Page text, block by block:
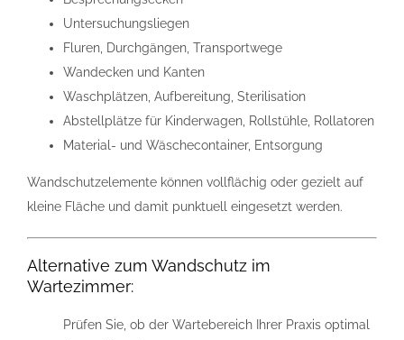
Untersuchungsliegen
Fluren, Durchgängen, Transportwege
Wandecken und Kanten
Waschplätzen, Aufbereitung, Sterilisation
Abstellplätze für Kinderwagen, Rollstühle, Rollatoren
Material- und Wäschecontainer, Entsorgung
Wandschutzelemente können vollflächig oder gezielt auf
kleine Fläche und damit punktuell eingesetzt werden.
Alternative zum Wandschutz im
Wartezimmer:
Prüfen Sie, ob der Wartebereich Ihrer Praxis optimal